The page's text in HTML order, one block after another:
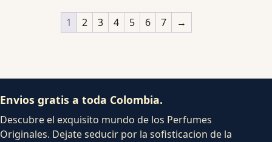
1 2 3 4 5 6 7 →
Envios gratis a toda Colombia.
Descubre el exquisito mundo de los Perfumes
Originales. Dejate seducir por la sofisticacion de la